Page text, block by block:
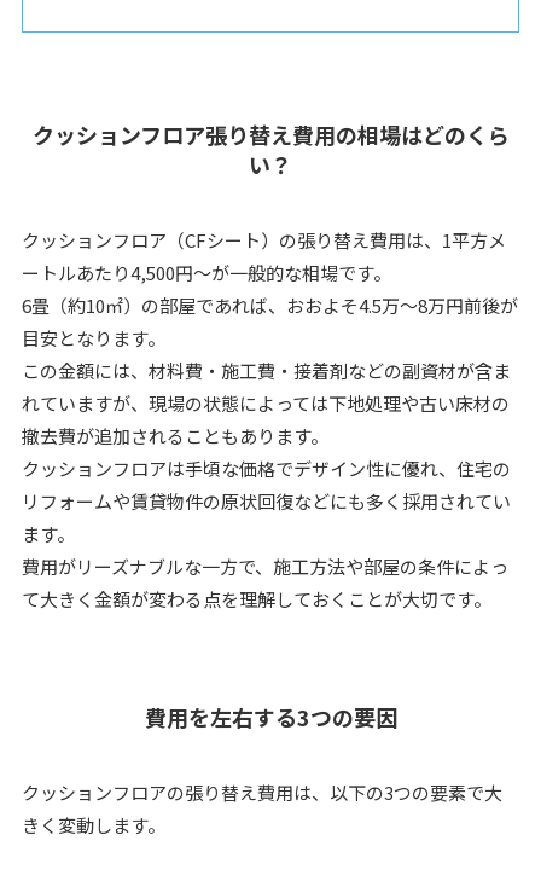
クッションフロア張り替え費用の相場はどのくら
い？
クッションフロア（CFシート）の張り替え費用は、1平方メ
ートルあたり4,500円〜が一般的な相場です。
6畳（約10㎡）の部屋であれば、おおよそ4.5万〜8万円前後が
目安となります。
この金額には、材料費・施工費・接着剤などの副資材が含ま
れていますが、現場の状態によっては下地処理や古い床材の
撤去費が追加されることもあります。
クッションフロアは手頃な価格でデザイン性に優れ、住宅の
リフォームや賃貸物件の原状回復などにも多く採用されてい
ます。
費用がリーズナブルな一方で、施工方法や部屋の条件によっ
て大きく金額が変わる点を理解しておくことが大切です。
費用を左右する3つの要因
クッションフロアの張り替え費用は、以下の3つの要素で大
きく変動します。